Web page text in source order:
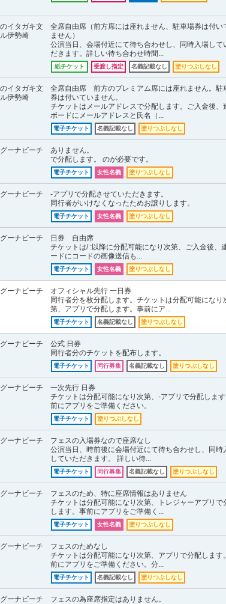
イタガキ文
伊勢崎
全席自由席（前方席には座れません、駐車場券は付い
ません）
公演当日、会場付近にて待ち合わせし、同時入場して
だきます。詳しい待ち合わせ時間...
紙チケット 受渡し指定 名義記載なし 塗りつぶしなし
イタガキ文
伊勢崎
全席自由席 前方のプレミアム席には座れません。駐
券は付いていません。
チケットはメールアドレスで分配します。ご入金後、
ボードにメールアドレスと氏名（...
電子チケット 名義記載なし 塗りつぶしなし
ーナビーチ
ありません。
で分配します。 のが必要です。
電子チケット 女性名義 塗りつぶしなし
ーナビーチ
-アプリで分配させていただきます。
同行者がいけなくなったためお譲りします。
電子チケット 女性名義 塗りつぶしなし
ーナビーチ
日券 自由席
チケットは/ :以降に分配可能になり次第、ご入金後、
ードにコードの画像送信も...
電子チケット 女性名義 塗りつぶしなし
ーナビーチ
オフィシャル先行 一日券
同行者分を枚分配します。チケットは分配可能になり
第、アプリで分配します。事前にア...
電子チケット 名義記載なし 塗りつぶしなし
ーナビーチ
公式 日券
同行者分のチケットを配布します。
電子チケット 同行募集 名義記載なし 塗りつぶしなし
ーナビーチ
一次先行 日券
チケットは分配可能になり次第、-アプリで分配しま
前にアプリをご準備ください。
電子チケット 塗りつぶしなし
ーナビーチ
フェスの入場券なので座席なし
公演当日、時前後に会場付近にて待ち合わせし、同時
していただきます。 詳しい待...
電子チケット 同行募集 名義記載なし 塗りつぶしなし
ーナビーチ
フェスのため、特に座席情報はありません
チケットは分配可能になり次第、トレジャーアプリで
します。事前にアプリをご準備く...
電子チケット 女性名義 塗りつぶしなし
ーナビーチ
フェスのためなし
チケットは分配可能になり次第、アプリで分配します
前にアプリをご準備ください。分...
電子チケット 名義記載なし 塗りつぶしなし
ーナビーチ フェスの為座席指定はありません。